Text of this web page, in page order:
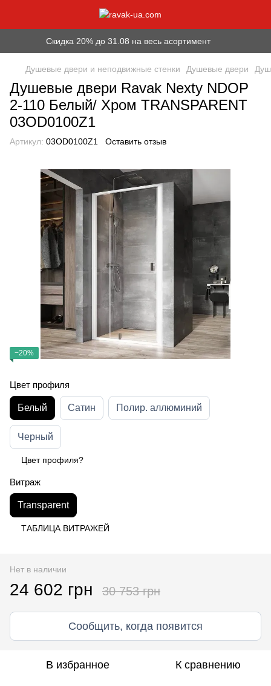
Скидка 20% до 31.08 на весь асортимент
Душевые двери и неподвижные стенки Душевые двери
Душевые двери Ravak Nexty NDOP
2-110 Белый/ Хром TRANSPARENT
03OD0100Z1
Артикул: 03OD0100Z1 Оставить отзыв
−20%
Цвет профиля
Белый Сатин Полир. аллюминий
Черный
Цвет профиля?
Витраж
Transparent
ТАБЛИЦА ВИТРАЖЕЙ
Нет в наличии
24 602 грн 30 753 грн
Сообщить, когда появится
В избранное К сравнению